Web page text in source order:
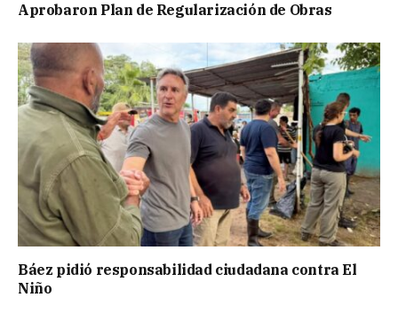
Aprobaron Plan de Regularización de Obras
Báez pidió responsabilidad ciudadana contra El
Niño